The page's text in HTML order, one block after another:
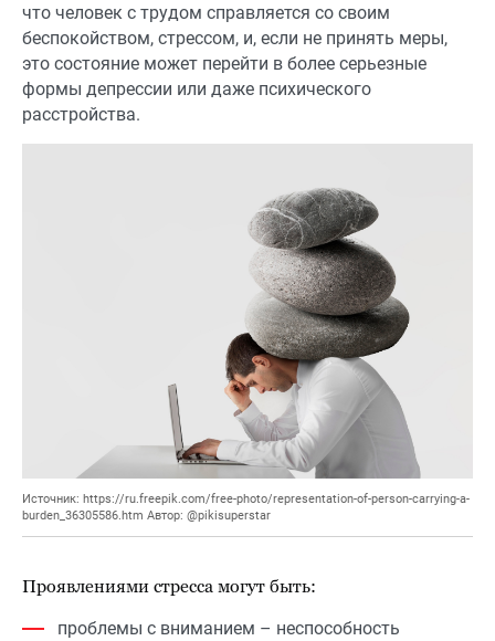
что человек с трудом справляется со своим
беспокойством, стрессом, и, если не принять меры,
это состояние может перейти в более серьезные
формы депрессии или даже психического
расстройства.
Источник: https://ru.freepik.com/free-photo/representation-of-person-carrying-a-
burden_36305586.htm Автор: @pikisuperstar
Проявлениями стресса могут быть:
проблемы с вниманием – неспособность